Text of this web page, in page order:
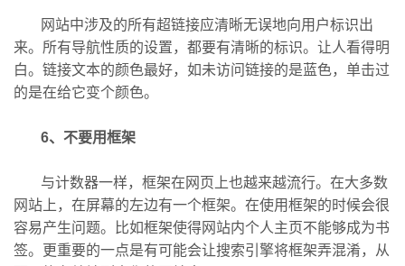
网站中涉及的所有超链接应清晰无误地向用户标识出
来。所有导航性质的设置，都要有清晰的标识。让人看得明
白。链接文本的颜色最好，如未访问链接的是蓝色，单击过
的是在给它变个颜色。
6、不要用框架
与计数器一样，框架在网页上也越来越流行。在大多数
网站上，在屏幕的左边有一个框架。在使用框架的时候会很
容易产生问题。比如框架使得网站内个人主页不能够成为书
签。更重要的一点是有可能会让搜索引擎将框架弄混淆，从